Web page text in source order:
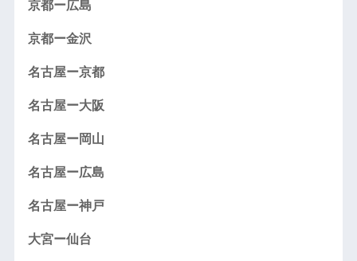
京都ー広島
京都ー金沢
名古屋ー京都
名古屋ー大阪
名古屋ー岡山
名古屋ー広島
名古屋ー神戸
大宮ー仙台